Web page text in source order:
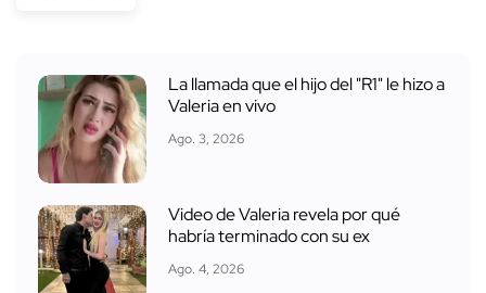
La llamada que el hijo del "R1" le hizo a
Valeria en vivo
Ago. 3, 2026
Video de Valeria revela por qué
habría terminado con su ex
Ago. 4, 2026